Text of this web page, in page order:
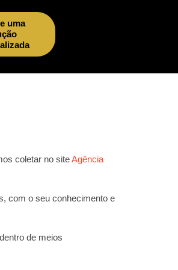
uma
coletar no siteAgência
com o seu conhecimento e
de meios